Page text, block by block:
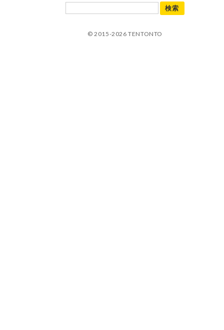
© 2015-2026 TENTONTO